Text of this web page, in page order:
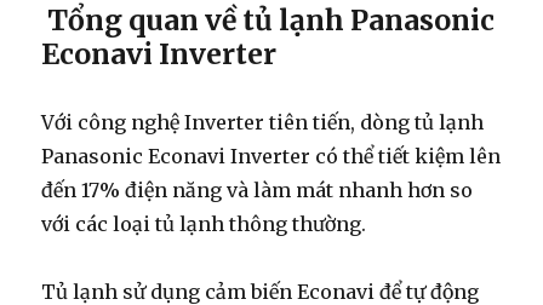
Tổng quan về tủ lạnh Panasonic
Econavi Inverter
Với công nghệ Inverter tiên tiến, dòng tủ lạnh
Panasonic Econavi Inverter có thể tiết kiệm lên
đến 17% điện năng và làm mát nhanh hơn so
với các loại tủ lạnh thông thường.
Tủ lạnh sử dụng cảm biến Econavi để tự động